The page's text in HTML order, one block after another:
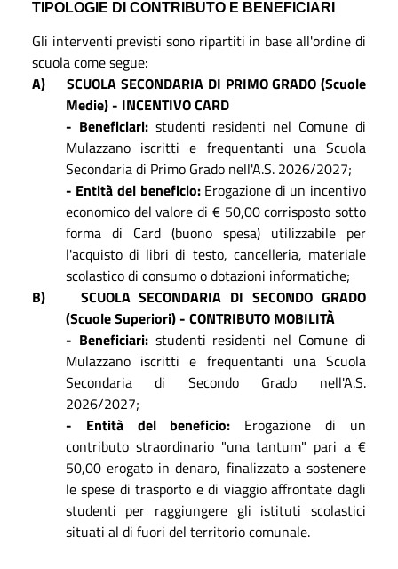
TIPOLOGIE DI CONTRIBUTO E BENEFICIARI
Gli interventi previsti sono ripartiti in base all'ordine di
scuola come segue:
A)
SCUOLA SECONDARIA DI PRIMO GRADO (Scuole
Medie) - INCENTIVO CARD
- Beneficiari: studenti residenti nel Comune di
Mulazzano iscritti e frequentanti una Scuola
Secondaria di Primo Grado nell'A.S. 2026/2027;
- Entità del beneficio: Erogazione di un incentivo
economico del valore di € 50,00 corrisposto sotto
forma di Card (buono spesa) utilizzabile per
l'acquisto di libri di testo, cancelleria, materiale
scolastico di consumo o dotazioni informatiche;
B)
SCUOLA SECONDARIA DI SECONDO GRADO
(Scuole Superiori) - CONTRIBUTO MOBILITÀ
- Beneficiari: studenti residenti nel Comune di
Mulazzano iscritti e frequentanti una Scuola
Secondaria di Secondo Grado nell'A.S.
2026/2027;
- Entità del beneficio: Erogazione di un
contributo straordinario "una tantum" pari a €
50,00 erogato in denaro, finalizzato a sostenere
le spese di trasporto e di viaggio affrontate dagli
studenti per raggiungere gli istituti scolastici
situati al di fuori del territorio comunale.